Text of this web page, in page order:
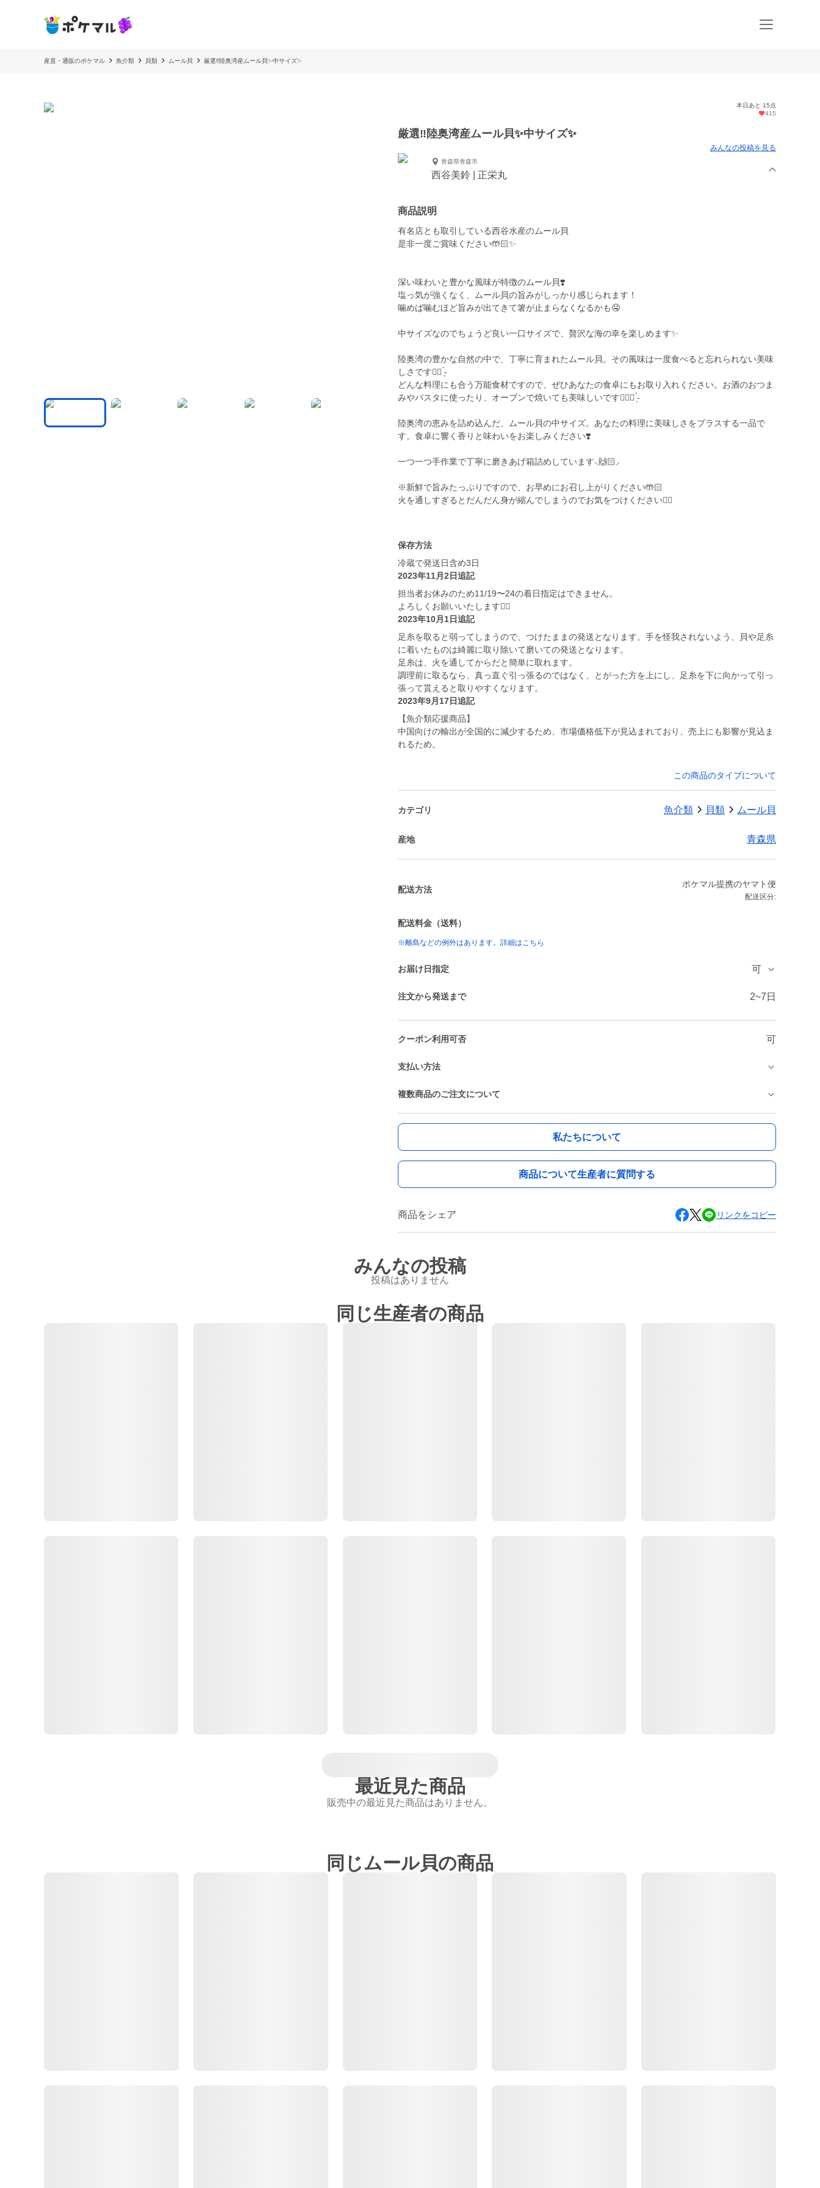
産直・通販のポケマル 魚介類 貝類 ムール貝 厳選‼️陸奥湾産ムール貝✨中サイズ✨
本日あと 15点
415
厳選‼️陸奥湾産ムール貝✨中サイズ✨
みんなの投稿を見る
青森県青森市
西谷美鈴 | 正栄丸
商品説明
有名店とも取引している西谷水産のムール貝
是非一度ご賞味ください🤲🏻✨️
深い味わいと豊かな風味が特徴のムール貝❣️
塩っ気が強くなく、ムール貝の旨みがしっかり感じられます！
噛めば噛むほど旨みが出てきて箸が止まらなくなるかも🤤
中サイズなのでちょうど良い一口サイズで、贅沢な海の幸を楽しめます✨
陸奥湾の豊かな自然の中で、丁寧に育まれたムール貝。その風味は一度食べると忘れられない美味
しさです✊🏻‪ ̖́-‬
どんな料理にも合う万能食材ですので、ぜひあなたの食卓にもお取り入れください。お酒のおつま
みやパスタに使ったり、オーブンで焼いても美味しいです👉🏻💗 ̖́-
陸奥湾の恵みを詰め込んだ、ムール貝の中サイズ。あなたの料理に美味しさをプラスする一品で
す。食卓に響く香りと味わいをお楽しみください❣️
一つ一つ手作業で丁寧に磨きあげ箱詰めしています‪⸜🙌🏻⸝‍
※新鮮で旨みたっぷりですので、お早めにお召し上がりください🤲🏻
火を通しすぎるとだんだん身が縮んでしまうのでお気をつけください🙇‍♀️
保存方法
冷蔵で発送日含め3日
2023年11月2日追記
担当者お休みのため11/19〜24の着日指定はできません。
よろしくお願いいたします🙇‍♀️
2023年10月1日追記
足糸を取ると弱ってしまうので、つけたままの発送となります。手を怪我されないよう、貝や足糸
に着いたものは綺麗に取り除いて磨いての発送となります。
足糸は、火を通してからだと簡単に取れます。
調理前に取るなら、真っ直ぐ引っ張るのではなく、とがった方を上にし、足糸を下に向かって引っ
張って貰えると取りやすくなります。
2023年9月17日追記
【魚介類応援商品】
中国向けの輸出が全国的に減少するため、市場価格低下が見込まれており、売上にも影響が見込ま
れるため。
この商品のタイプについて
カテゴリ 魚介類 貝類 ムール貝
産地 青森県
配送方法
ポケマル提携のヤマト便
配送区分:
配送料金（送料）
※離島などの例外はあります。詳細はこちら
お届け日指定 可
注文から発送まで 2~7日
クーポン利用可否 可
支払い方法
複数商品のご注文について
私たちについて
商品について生産者に質問する
商品をシェア リンクをコピー
みんなの投稿
投稿はありません
同じ生産者の商品
最近見た商品
販売中の最近見た商品はありません。
同じムール貝の商品